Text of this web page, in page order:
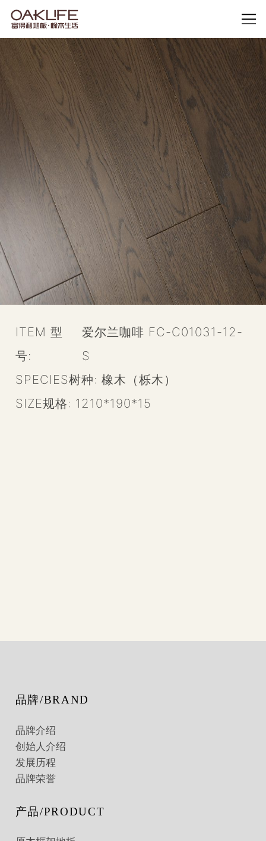
ITEM 型
号:
爱尔兰咖啡 FC-C01031-12-
S
SPECIES树种: 橡木（栎木）
SIZE规格: 1210*190*15
品牌/BRAND
品牌介绍
创始人介绍
发展历程
品牌荣誉
产品/PRODUCT